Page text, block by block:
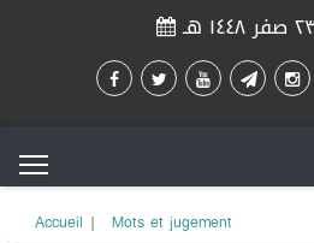
Accueil | Mots et jugement